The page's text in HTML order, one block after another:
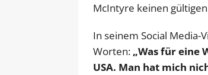
McIntyre keinen
In seinem Social
Worten: „Was für eine
USA. Man hat mich